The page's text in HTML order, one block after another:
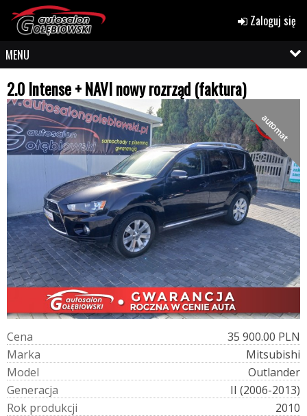
Zaloguj się
MENU
2.0 Intense + NAVI nowy rozrząd (faktura)
automat
Cena
35 900.00 PLN
Marka
Mitsubishi
Model
Outlander
Generacja
II (2006-2013)
Rok produkcji
2010